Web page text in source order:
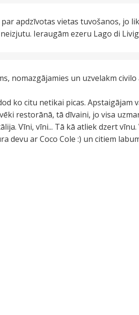
apdzīvotas vietas tuvošanos, jo
Ieraugām ezeru Lago di
nomazgājamies un uzvelakm civilo
ko citu netikai picas. Apstaigājam
restorānā, tā dīvaini, jo visa
Vīni, vīni... Tā kā atliek dzert vīnu.
devu ar Coco Cole :) un citiem